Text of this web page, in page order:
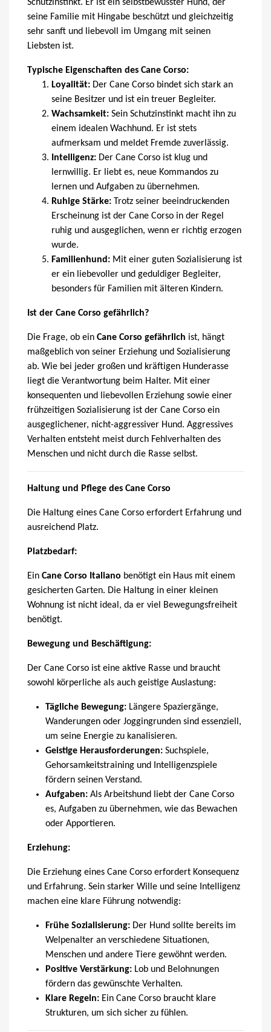
Schutzinstinkt. Er ist ein selbstbewusster Hund, der
seine Familie mit Hingabe beschützt und gleichzeitig
sehr sanft und liebevoll im Umgang mit seinen
Liebsten ist.
Typische Eigenschaften des Cane Corso:
Loyalität: Der Cane Corso bindet sich stark an
seine Besitzer und ist ein treuer Begleiter.
Wachsamkeit: Sein Schutzinstinkt macht ihn zu
einem idealen Wachhund. Er ist stets
aufmerksam und meldet Fremde zuverlässig.
Intelligenz: Der Cane Corso ist klug und
lernwillig. Er liebt es, neue Kommandos zu
lernen und Aufgaben zu übernehmen.
Ruhige Stärke: Trotz seiner beeindruckenden
Erscheinung ist der Cane Corso in der Regel
ruhig und ausgeglichen, wenn er richtig erzogen
wurde.
Familienhund: Mit einer guten Sozialisierung ist
er ein liebevoller und geduldiger Begleiter,
besonders für Familien mit älteren Kindern.
Ist der Cane Corso gefährlich?
Die Frage, ob ein Cane Corso gefährlich ist, hängt
maßgeblich von seiner Erziehung und Sozialisierung
ab. Wie bei jeder großen und kräftigen Hunderasse
liegt die Verantwortung beim Halter. Mit einer
konsequenten und liebevollen Erziehung sowie einer
frühzeitigen Sozialisierung ist der Cane Corso ein
ausgeglichener, nicht-aggressiver Hund. Aggressives
Verhalten entsteht meist durch Fehlverhalten des
Menschen und nicht durch die Rasse selbst.
Haltung und Pflege des Cane Corso
Die Haltung eines Cane Corso erfordert Erfahrung und
ausreichend Platz.
Platzbedarf:
Ein Cane Corso Italiano benötigt ein Haus mit einem
gesicherten Garten. Die Haltung in einer kleinen
Wohnung ist nicht ideal, da er viel Bewegungsfreiheit
benötigt.
Bewegung und Beschäftigung:
Der Cane Corso ist eine aktive Rasse und braucht
sowohl körperliche als auch geistige Auslastung:
Tägliche Bewegung: Längere Spaziergänge,
Wanderungen oder Joggingrunden sind essenziell,
um seine Energie zu kanalisieren.
Geistige Herausforderungen: Suchspiele,
Gehorsamkeitstraining und Intelligenzspiele
fördern seinen Verstand.
Aufgaben: Als Arbeitshund liebt der Cane Corso
es, Aufgaben zu übernehmen, wie das Bewachen
oder Apportieren.
Erziehung:
Die Erziehung eines Cane Corso erfordert Konsequenz
und Erfahrung. Sein starker Wille und seine Intelligenz
machen eine klare Führung notwendig:
Frühe Sozialisierung: Der Hund sollte bereits im
Welpenalter an verschiedene Situationen,
Menschen und andere Tiere gewöhnt werden.
Positive Verstärkung: Lob und Belohnungen
fördern das gewünschte Verhalten.
Klare Regeln: Ein Cane Corso braucht klare
Strukturen, um sich sicher zu fühlen.